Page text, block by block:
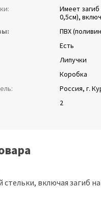
Имеет загиб
0,5см),
ПВХ
Есть
Липучки
Коробка
Россия, г.
2
включая загиб